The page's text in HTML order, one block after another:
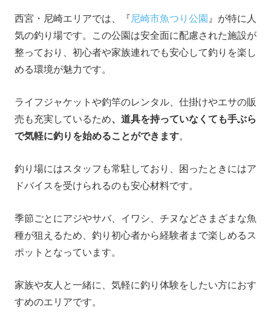
西宮・尼崎エリアでは、『尼崎市魚つり公園 』が特に人
気の釣り場です。この公園は安全面に配慮された施設が
整っており、初心者や家族連れでも安心して釣りを楽し
める環境が魅力です。
ライフジャケットや釣竿のレンタル、仕掛けやエサの販
売も充実しているため、道具を持っていなくても手ぶら
で気軽に釣りを始めることができます。
釣り場にはスタッフも常駐しており、困ったときにはア
ドバイスを受けられるのも安心材料です。
季節ごとにアジやサバ、イワシ、チヌなどさまざまな魚
種が狙えるため、釣り初心者から経験者まで楽しめるス
ポットとなっています。
家族や友人と一緒に、気軽に釣り体験をしたい方におす
すめのエリアです。